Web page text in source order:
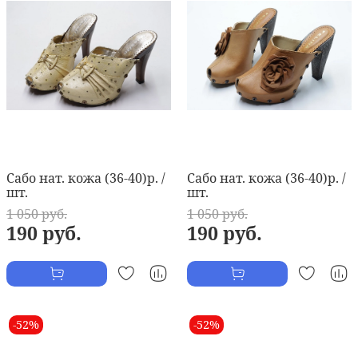
Сабо нат. кожа (36-40)р. /
шт.
1 050 руб.
190 руб.
Сабо нат. кожа (36-40)р. /
шт.
1 050 руб.
190 руб.
-52% -52%